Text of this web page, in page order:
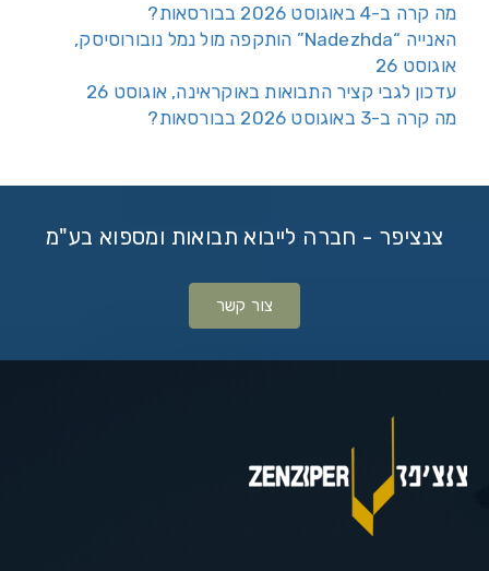
מה קרה ב-4 באוגוסט 2026 בבורסאות?
האנייה “Nadezhda” הותקפה מול נמל נובורוסיסק,
אוגוסט 26
עדכון לגבי קציר התבואות באוקראינה, אוגוסט 26
מה קרה ב-3 באוגוסט 2026 בבורסאות?
צנציפר - חברה לייבוא תבואות ומספוא בע"מ
צור קשר